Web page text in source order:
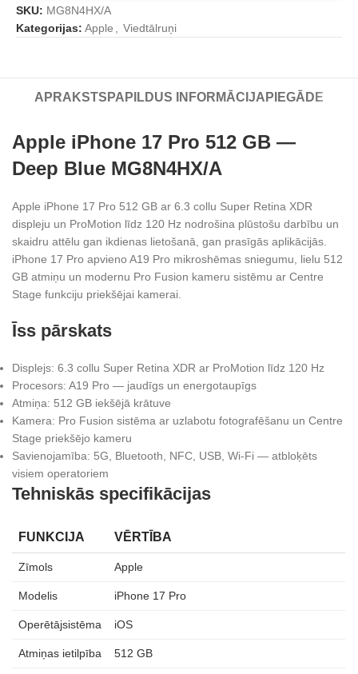
SKU: MG8N4HX/A
Kategorijas: Apple Viedtālruņi
APRAKSTS PAPILDUS INFORMĀCIJA PIEGĀDE
Apple iPhone 17 Pro 512 GB —
Deep Blue MG8N4HX/A
Apple iPhone 17 Pro 512 GB ar 6.3 collu Super Retina XDR
displeju un ProMotion līdz 120 Hz nodrošina plūstošu darbību un
skaidru attēlu gan ikdienas lietošanā, gan prasīgās aplikācijās.
iPhone 17 Pro apvieno A19 Pro mikroshēmas sniegumu, lielu 512
GB atmiņu un modernu Pro Fusion kameru sistēmu ar Centre
Stage funkciju priekšējai kamerai.
Īss pārskats
Displejs: 6.3 collu Super Retina XDR ar ProMotion līdz 120 Hz
Procesors: A19 Pro — jaudīgs un energotaupīgs
Atmiņa: 512 GB iekšējā krātuve
Kamera: Pro Fusion sistēma ar uzlabotu fotografēšanu un Centre
Stage priekšējo kameru
Savienojamība: 5G, Bluetooth, NFC, USB, Wi‑Fi — atbloķēts
visiem operatoriem
Tehniskās specifikācijas
FUNKCIJA VĒRTĪBA
Zīmols Apple
Modelis iPhone 17 Pro
Operētājsistēma iOS
Atmiņas ietilpība 512 GB